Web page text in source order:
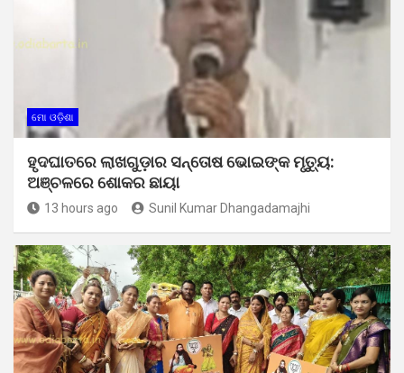
ମୋ ଓଡ଼ିଶା
ହୃଦଘାତରେ ଲାଖଗୁଡ଼ାର ସନ୍ତୋଷ ଭୋଇଙ୍କ ମୃତ୍ୟୁ:
ଅଞ୍ଚଳରେ ଶୋକର ଛାୟା
13 hours ago Sunil Kumar Dhangadamajhi